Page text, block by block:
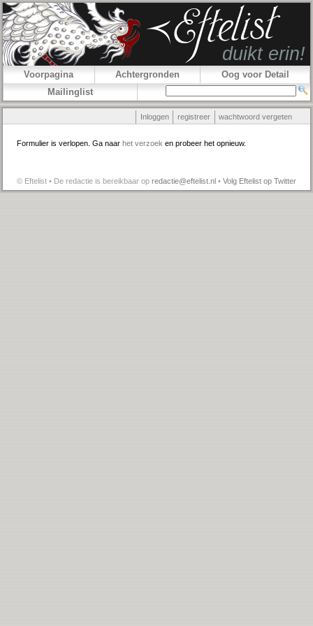
Voorpagina Achtergronden
Oog voor Detail
Mailinglist
Inloggen registreer wachtwoord vergeten
Formulier is verlopen. Ga naar het verzoek en probeer het opnieuw.
© Eftelist • De redactie is bereikbaar op redactie@eftelist.nl • Volg Eftelist op Twitter